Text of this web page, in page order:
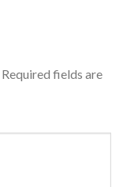
Required fields are